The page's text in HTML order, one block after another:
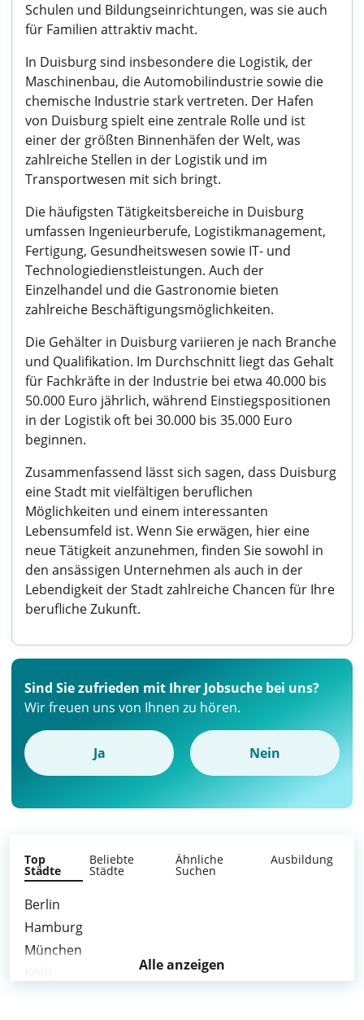
Schulen und Bildungseinrichtungen, was sie auch
für Familien attraktiv macht.
In Duisburg sind insbesondere die Logistik, der
Maschinenbau, die Automobilindustrie sowie die
chemische Industrie stark vertreten. Der Hafen
von Duisburg spielt eine zentrale Rolle und ist
einer der größten Binnenhäfen der Welt, was
zahlreiche Stellen in der Logistik und im
Transportwesen mit sich bringt.
Die häufigsten Tätigkeitsbereiche in Duisburg
umfassen Ingenieurberufe, Logistikmanagement,
Fertigung, Gesundheitswesen sowie IT- und
Technologiedienstleistungen. Auch der
Einzelhandel und die Gastronomie bieten
zahlreiche Beschäftigungsmöglichkeiten.
Die Gehälter in Duisburg variieren je nach Branche
und Qualifikation. Im Durchschnitt liegt das Gehalt
für Fachkräfte in der Industrie bei etwa 40.000 bis
50.000 Euro jährlich, während Einstiegspositionen
in der Logistik oft bei 30.000 bis 35.000 Euro
beginnen.
Zusammenfassend lässt sich sagen, dass Duisburg
eine Stadt mit vielfältigen beruflichen
Möglichkeiten und einem interessanten
Lebensumfeld ist. Wenn Sie erwägen, hier eine
neue Tätigkeit anzunehmen, finden Sie sowohl in
den ansässigen Unternehmen als auch in der
Lebendigkeit der Stadt zahlreiche Chancen für Ihre
berufliche Zukunft.
Sind Sie zufrieden mit Ihrer Jobsuche bei uns?
Wir freuen uns von Ihnen zu hören.
Ja Nein
Top
Städte
Beliebte
Städte
Ähnliche
Suchen
Ausbildung
Berlin
Hamburg
München
Alle anzeigen